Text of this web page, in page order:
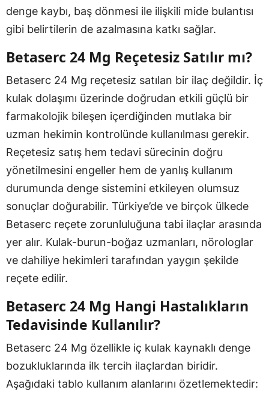
denge kaybı, baş dönmesi ile ilişkili mide bulantısı
gibi belirtilerin de azalmasına katkı sağlar.
Betaserc 24 Mg Reçetesiz Satılır mı?
Betaserc 24 Mg reçetesiz satılan bir ilaç değildir. İç
kulak dolaşımı üzerinde doğrudan etkili güçlü bir
farmakolojik bileşen içerdiğinden mutlaka bir
uzman hekimin kontrolünde kullanılması gerekir.
Reçetesiz satış hem tedavi sürecinin doğru
yönetilmesini engeller hem de yanlış kullanım
durumunda denge sistemini etkileyen olumsuz
sonuçlar doğurabilir. Türkiye’de ve birçok ülkede
Betaserc reçete zorunluluğuna tabi ilaçlar arasında
yer alır. Kulak-burun-boğaz uzmanları, nörologlar
ve dahiliye hekimleri tarafından yaygın şekilde
reçete edilir.
Betaserc 24 Mg Hangi Hastalıkların
Tedavisinde Kullanılır?
Betaserc 24 Mg özellikle iç kulak kaynaklı denge
bozukluklarında ilk tercih ilaçlardan biridir.
Aşağıdaki tablo kullanım alanlarını özetlemektedir: